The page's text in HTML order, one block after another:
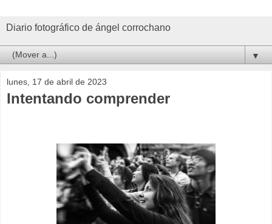
Diario fotográfico de ángel corrochano
▼
lunes, 17 de abril de 2023
Intentando comprender